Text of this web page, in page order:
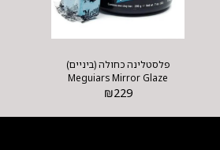
פלסטלינה כחולה (ביניים)
Meguiars Mirror Glaze
Detailing Clay Mild‏
₪229